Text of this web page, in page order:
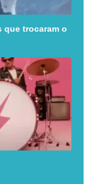
que trocaram o